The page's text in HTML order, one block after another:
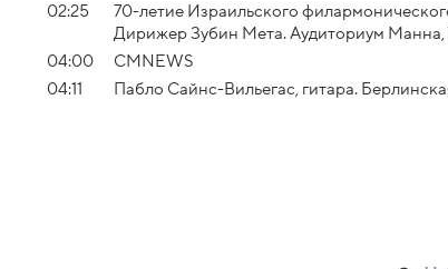
02:25
70-летие Израильского
Дирижер Зубин Мета. Аудиториум Манна,
04:00
СМNEWS
04:11
Пабло Сайнс-Вильегас, гитара.